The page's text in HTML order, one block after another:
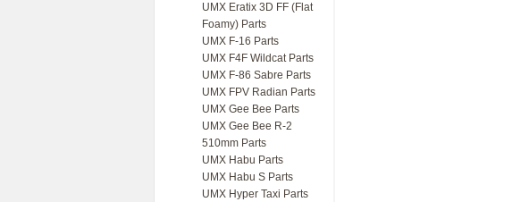
UMX Eratix 3D FF (Flat
Foamy) Parts
UMX F-16 Parts
UMX F4F Wildcat Parts
UMX F-86 Sabre Parts
UMX FPV Radian Parts
UMX Gee Bee Parts
UMX Gee Bee R-2
510mm Parts
UMX Habu Parts
UMX Habu S Parts
UMX Hyper Taxi Parts